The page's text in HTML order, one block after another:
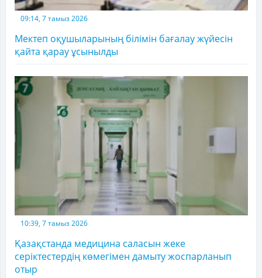
09:14, 7 тамыз 2026
Мектеп оқушыларының білімін бағалау жүйесін
қайта қарау ұсынылды
10:39, 7 тамыз 2026
Қазақстанда медицина саласын жеке
серіктестердің көмегімен дамыту жоспарланып
отыр